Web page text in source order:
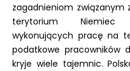
zagadnieniom
terytorium Niemiec
wykonujących pracę na
podatkowe pracowników
kryje wiele tajemnic.